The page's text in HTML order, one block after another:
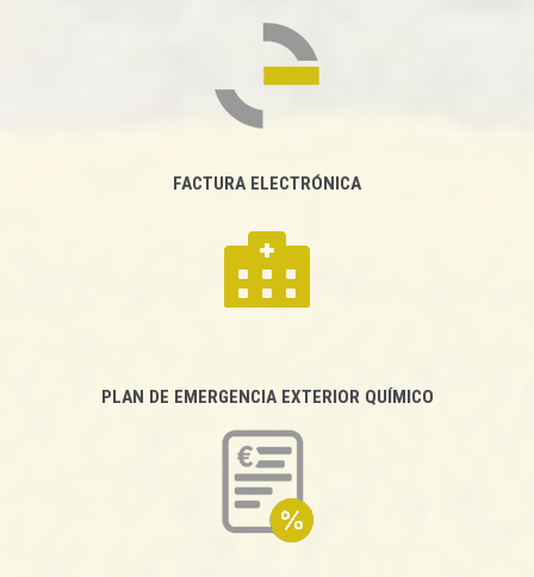
FACTURA ELECTRÓNICA
PLAN DE EMERGENCIA EXTERIOR QUÍMICO